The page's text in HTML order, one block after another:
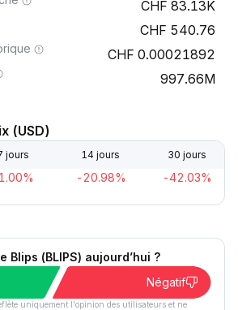
83.13K
540.76
0.00021892
997.66M
(USD)
jours 14 jours 30 jours
-20.98% -42.03%
Blips (BLIPS) aujourd’hui ?
Négatif
uniquement l'opinion des utilisateurs et ne